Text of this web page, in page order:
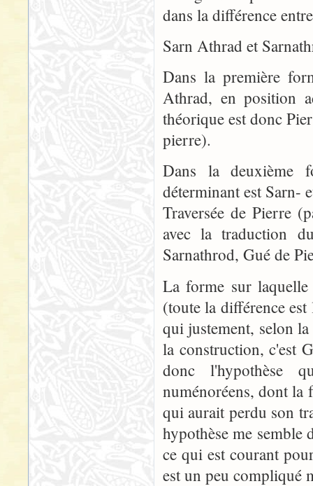
dans la différence
Sarn Athrad et
Dans la première
Athrad, en position
théorique est donc
pierre).
Dans la deuxième
déterminant est Sarn-
Traversée de Pierre
avec la traduction
Sarnathrod, Gué de
La forme sur
(toute la différence
qui justement, selon
la construction, c'est
donc l'hypothèse
numénoréens, dont la
qui aurait perdu son
hypothèse me semble
ce qui est courant
est un peu compliqué